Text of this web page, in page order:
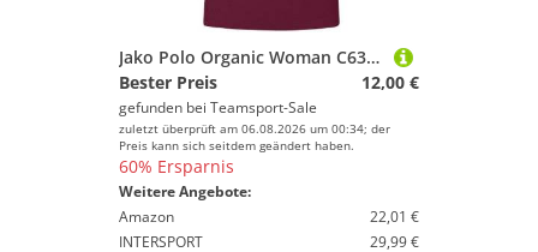
Jako Polo Organic Woman C6320D-130 46
Bester Preis
12,00 €
gefunden bei Teamsport-Sale
zuletzt überprüft am 06.08.2026 um 00:34; der
Preis kann sich seitdem geändert haben.
60% Ersparnis
Weitere Angebote:
Amazon
22,01 €
INTERSPORT
29,99 €